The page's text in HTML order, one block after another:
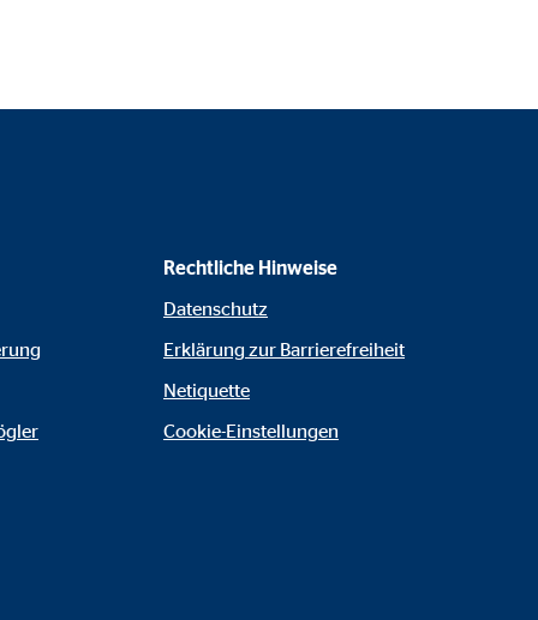
Rechtliche Hinweise
Datenschutz
Erklärung zur Barrierefreiheit
Netiquette
Cookie-Einstellungen